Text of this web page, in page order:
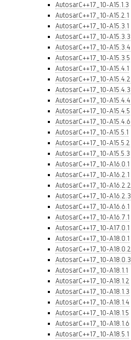
AutosarC++17_10-A15.1.3
AutosarC++17_10-A15.2.1
AutosarC++17_10-A15.3.1
AutosarC++17_10-A15.3.3
AutosarC++17_10-A15.3.4
AutosarC++17_10-A15.3.5
AutosarC++17_10-A15.4.1
AutosarC++17_10-A15.4.2
AutosarC++17_10-A15.4.3
AutosarC++17_10-A15.4.4
AutosarC++17_10-A15.4.5
AutosarC++17_10-A15.4.6
AutosarC++17_10-A15.5.1
AutosarC++17_10-A15.5.2
AutosarC++17_10-A15.5.3
AutosarC++17_10-A16.0.1
AutosarC++17_10-A16.2.1
AutosarC++17_10-A16.2.2
AutosarC++17_10-A16.2.3
AutosarC++17_10-A16.6.1
AutosarC++17_10-A16.7.1
AutosarC++17_10-A17.0.1
AutosarC++17_10-A18.0.1
AutosarC++17_10-A18.0.2
AutosarC++17_10-A18.0.3
AutosarC++17_10-A18.1.1
AutosarC++17_10-A18.1.2
AutosarC++17_10-A18.1.3
AutosarC++17_10-A18.1.4
AutosarC++17_10-A18.1.5
AutosarC++17_10-A18.1.6
AutosarC++17_10-A18.5.1